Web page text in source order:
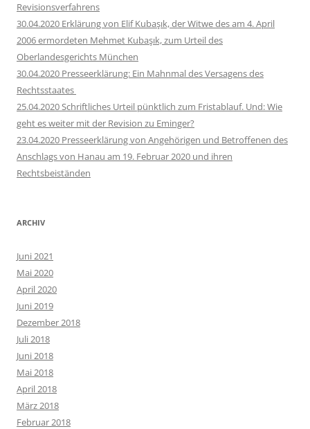
Revisionsverfahrens
30.04.2020 Erklärung von Elif Kubaşık, der Witwe des am 4. April
2006 ermordeten Mehmet Kubaşık, zum Urteil des
Oberlandesgerichts München
30.04.2020 Presseerklärung: Ein Mahnmal des Versagens des
Rechtsstaates
25.04.2020 Schriftliches Urteil pünktlich zum Fristablauf. Und: Wie
geht es weiter mit der Revision zu Eminger?
23.04.2020 Presseerklärung von Angehörigen und Betroffenen des
Anschlags von Hanau am 19. Februar 2020 und ihren
Rechtsbeiständen
ARCHIV
Juni 2021
Mai 2020
April 2020
Juni 2019
Dezember 2018
Juli 2018
Juni 2018
Mai 2018
April 2018
März 2018
Februar 2018